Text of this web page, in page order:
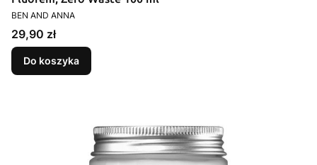
PRODUCENT
BEN AND ANNA
Cena
29,90 zł
Do koszyka